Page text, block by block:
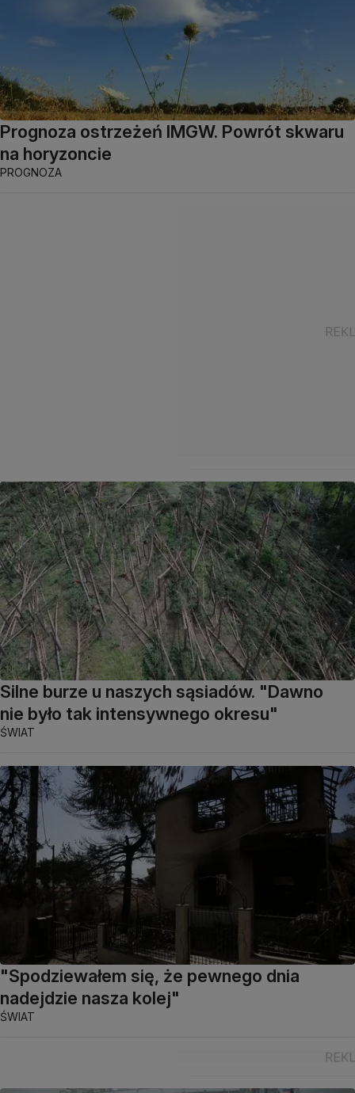
Prognoza ostrzeżeń IMGW. Powrót skwaru
na horyzoncie
PROGNOZA
Silne burze u naszych sąsiadów. "Dawno
nie było tak intensywnego okresu"
ŚWIAT
"Spodziewałem się, że pewnego dnia
nadejdzie nasza kolej"
ŚWIAT